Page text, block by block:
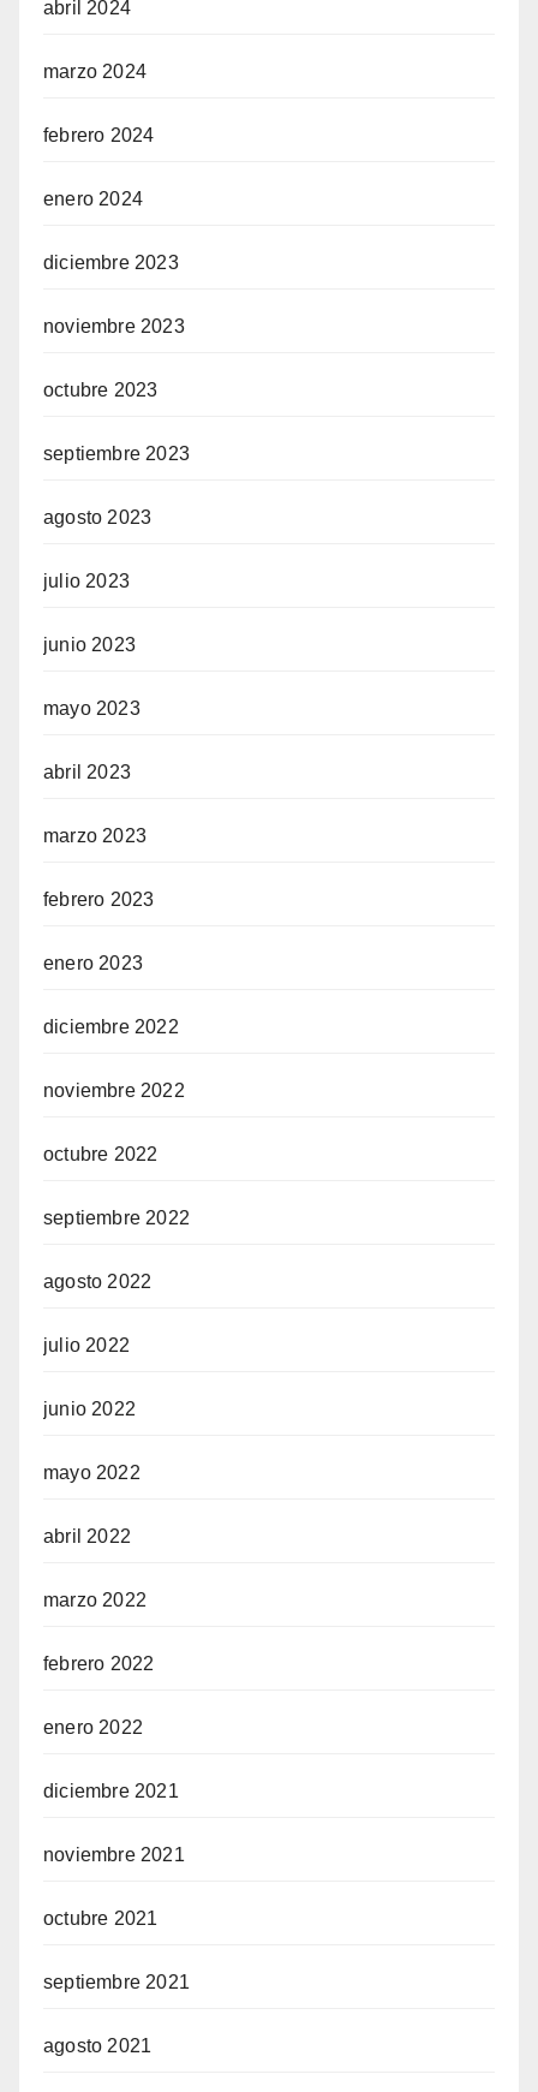
abril 2024
marzo 2024
febrero 2024
enero 2024
diciembre 2023
noviembre 2023
octubre 2023
septiembre 2023
agosto 2023
julio 2023
junio 2023
mayo 2023
abril 2023
marzo 2023
febrero 2023
enero 2023
diciembre 2022
noviembre 2022
octubre 2022
septiembre 2022
agosto 2022
julio 2022
junio 2022
mayo 2022
abril 2022
marzo 2022
febrero 2022
enero 2022
diciembre 2021
noviembre 2021
octubre 2021
septiembre 2021
agosto 2021